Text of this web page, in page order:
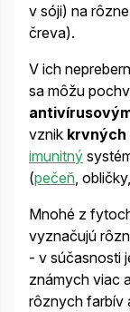
v sóji) na
čreva).
V ich
sa môžu
vznik krvných
imunitný
(pečeň, obličky,
Mnohé z
vyznačujú
- v súčasnosti
známych viac
rôznych farbív